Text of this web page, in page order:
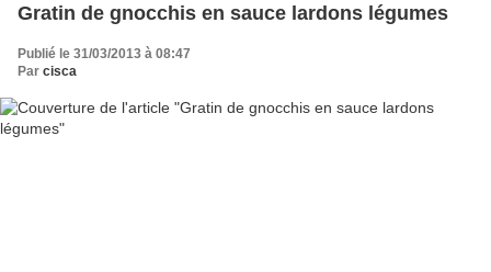
Gratin de gnocchis en sauce lardons légumes
Publié le 31/03/2013 à 08:47
Par cisca